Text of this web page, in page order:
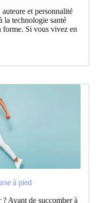
et personnalité
la technologie santé
forme. Si vous vivez en
à pied
Avant de succomber à